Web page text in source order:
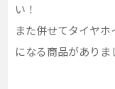
い！
また併せてタイヤ
になる商品がありま